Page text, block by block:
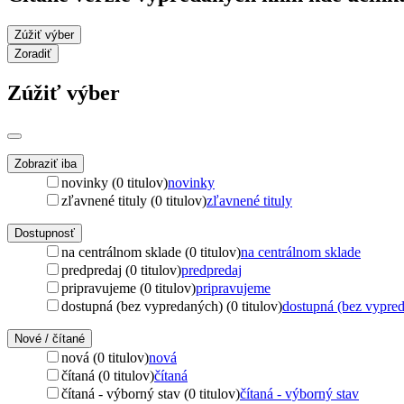
Zúžiť výber
Zoradiť
Zúžiť výber
Zobraziť iba
novinky (0 titulov)novinky
zľavnené tituly (0 titulov)zľavnené tituly
Dostupnosť
na centrálnom sklade (0 titulov)na centrálnom sklade
predpredaj (0 titulov)predpredaj
pripravujeme (0 titulov)pripravujeme
dostupná (bez vypredaných) (0 titulov)dostupná (bez
Nové / čítané
nová (0 titulov)nová
čítaná (0 titulov)čítaná
čítaná - výborný stav (0 titulov)čítaná - výborný stav